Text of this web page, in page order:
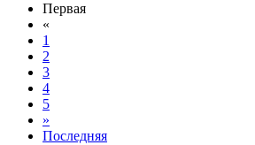
Первая
«
1
2
3
4
5
»
Последняя